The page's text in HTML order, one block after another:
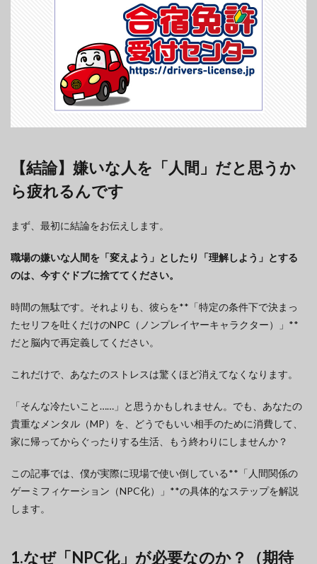
【結論】嫌いな人を「人間」だと思うか
ら疲れるんです
まず、最初に結論をお伝えします。
職場の嫌いな人間を「変えよう」としたり「理解しよう」とする
のは、今すぐドブに捨ててください。
時間の無駄です。それよりも、彼らを**「特定の条件下で決まっ
たセリフを吐くだけのNPC（ノンプレイヤーキャラクター）」**
だと脳内で再定義してください。
これだけで、あなたのストレスは驚くほど消えてなくなります。
「そんな冷たいこと……」と思うかもしれません。でも、あなたの
貴重なメンタル（MP）を、どうでもいい相手のために消費して、
家に帰ってからぐったりする生活、もう終わりにしませんか？
この記事では、僕が実際に現場で使い倒している**「人間関係の
ゲーミフィケーション（NPC化）」**の具体的なステップを解説
します。
1.なぜ「NPC化」が必要なのか？（期待